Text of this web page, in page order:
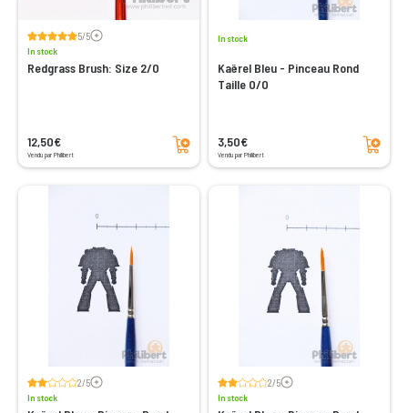
5/5Voir les avis
In stock
Redgrass Brush: Size 2/0
12,50€
Vendu par Philibert
Add to cart
In stock
Kaërel Bleu - Pinceau Rond
Taille 0/0
3,50€
Vendu par Philibert
Add to cart
2/5Voir les avis
In stock
2/5Voir les avis
In stock